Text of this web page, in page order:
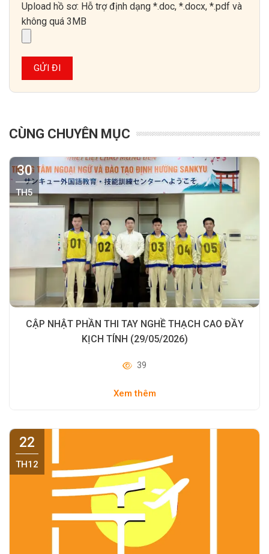
Upload hồ sơ: Hỗ trợ định dạng *.doc, *.docx, *.pdf và
không quá 3MB
CÙNG CHUYÊN MỤC
30
TH5
CẬP NHẬT PHẦN THI TAY NGHỀ THẠCH CAO ĐẦY
KỊCH TÍNH (29/05/2026)
39
Xem thêm
22
TH12